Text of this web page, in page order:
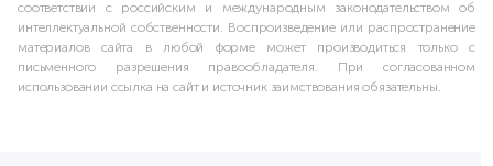
соответствии с российским и международным законодательством об
интеллектуальной собственности. Воспроизведение или распространение
материалов сайта в любой форме может производиться только с
письменного разрешения правообладателя. При согласованном
использовании ссылка на сайт и источник заимствования обязательны.